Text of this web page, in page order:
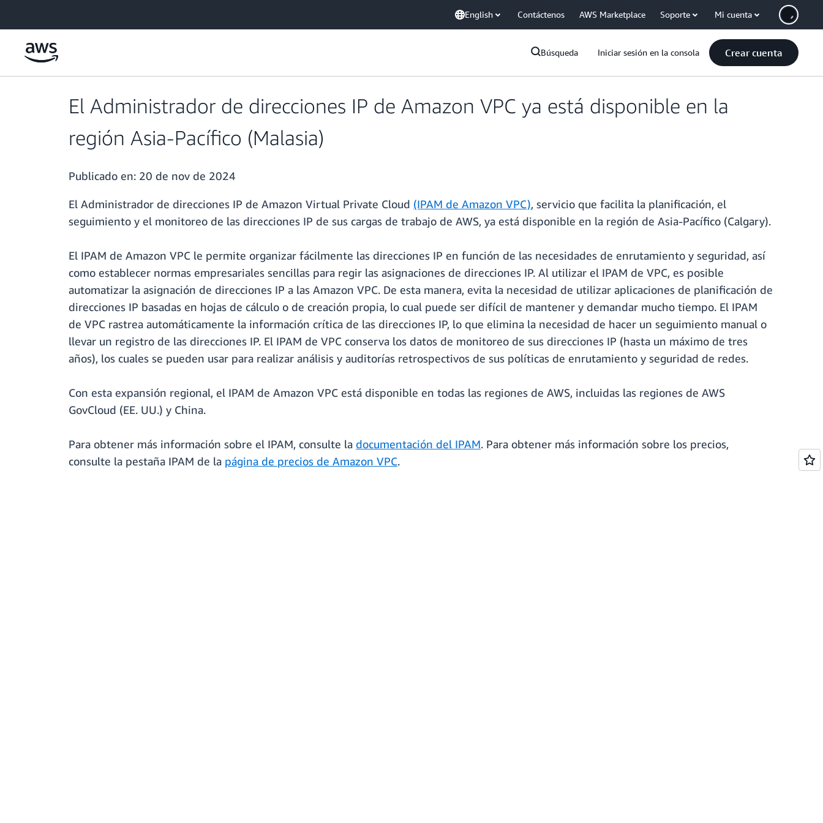
English Contáctenos AWS Marketplace Soporte Mi cuenta
Búsqueda Iniciar sesión en la consola Crear cuenta
El Administrador de direcciones IP de Amazon VPC ya está disponible en la
región Asia-Pacífico (Malasia)
Publicado en: 20 de nov de 2024
El Administrador de direcciones IP de Amazon Virtual Private Cloud (IPAM de Amazon VPC), servicio que facilita la planificación, el
seguimiento y el monitoreo de las direcciones IP de sus cargas de trabajo de AWS, ya está disponible en la región de Asia-Pacífico (Calgary).
El IPAM de Amazon VPC le permite organizar fácilmente las direcciones IP en función de las necesidades de enrutamiento y seguridad, así
como establecer normas empresariales sencillas para regir las asignaciones de direcciones IP. Al utilizar el IPAM de VPC, es posible
automatizar la asignación de direcciones IP a las Amazon VPC. De esta manera, evita la necesidad de utilizar aplicaciones de planificación de
direcciones IP basadas en hojas de cálculo o de creación propia, lo cual puede ser difícil de mantener y demandar mucho tiempo. El IPAM
de VPC rastrea automáticamente la información crítica de las direcciones IP, lo que elimina la necesidad de hacer un seguimiento manual o
llevar un registro de las direcciones IP. El IPAM de VPC conserva los datos de monitoreo de sus direcciones IP (hasta un máximo de tres
años), los cuales se pueden usar para realizar análisis y auditorías retrospectivos de sus políticas de enrutamiento y seguridad de redes.
Con esta expansión regional, el IPAM de Amazon VPC está disponible en todas las regiones de AWS, incluidas las regiones de AWS
GovCloud (EE. UU.) y China.
Para obtener más información sobre el IPAM, consulte la documentación del IPAM. Para obtener más información sobre los precios,
consulte la pestaña IPAM de la página de precios de Amazon VPC.